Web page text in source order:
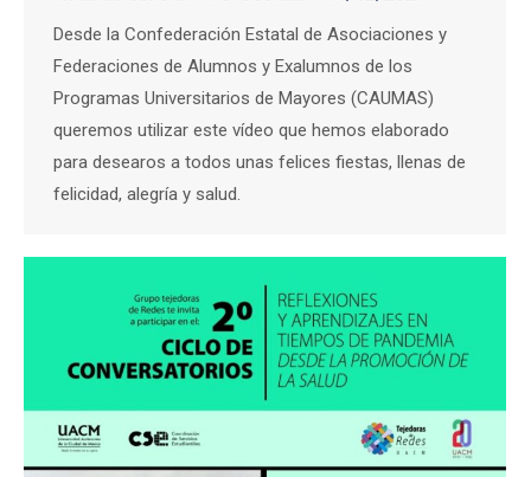
Desde la Confederación Estatal de Asociaciones y
Federaciones de Alumnos y Exalumnos de los
Programas Universitarios de Mayores (CAUMAS)
queremos utilizar este vídeo que hemos elaborado
para desearos a todos unas felices fiestas, llenas de
felicidad, alegría y salud.